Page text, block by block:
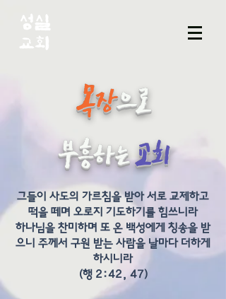
목장으로
부흥하는교회
그들이 사도의 가르침을 받아 서로 교제하고
떡을 떼며 오로지 기도하기를 힘쓰니라
​하나님을 찬미하며 또 온 백성에게 칭송을 받
으니 주께서 구원 받는 사람을 날마다 더하게
하시니라
​(행 2:42, 47)